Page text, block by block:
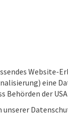
Website-
eine
Behörden der